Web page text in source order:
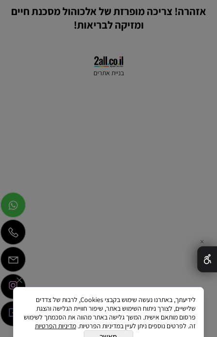
אזהרה! צריכה מופרזת של אלכוהול מסכנת חיים
ומזיקה לבריאות!
בניית אתרים
✕
לידיעתך, באתרנו נעשה שימוש בקבצי Cookies, לרבות של צדדים
שלישיים, לצורך ניתוח השימוש באתר, שיפור חוויית הגלישה והצגת
פרסום מותאם אישית. המשך גלישה באתר מהווה את הסכמתך לשימוש
זה. לפרטים נוספים ניתן לעיין במדיניות הפרטיות. מדיניות הפרטיות